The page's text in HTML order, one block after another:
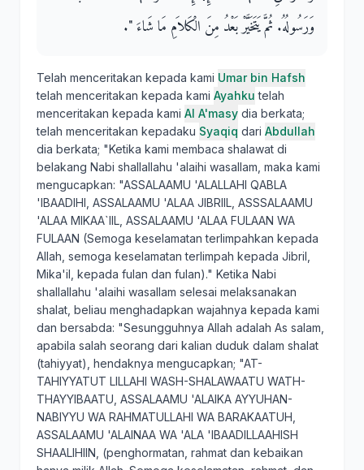
وَرَسُولُهُ‏.‏ ثُمَّ يَتَخَيَّرْ بَعْدُ مِنَ الْكَلاَمِ مَا شَاءَ ‏"‏‏.‏
Telah menceritakan kepada kami Umar bin Hafsh
telah menceritakan kepada kami Ayahku telah
menceritakan kepada kami Al A'masy dia berkata;
telah menceritakan kepadaku Syaqiq dari Abdullah
dia berkata; "Ketika kami membaca shalawat di
belakang Nabi shallallahu 'alaihi wasallam, maka kami
mengucapkan: "ASSALAAMU 'ALALLAHI QABLA
'IBAADIHI, ASSALAAMU 'ALAA JIBRIIL, ASSSALAAMU
'ALAA MIKAA`IIL, ASSALAAMU 'ALAA FULAAN WA
FULAAN (Semoga keselamatan terlimpahkan kepada
Allah, semoga keselamatan terlimpah kepada Jibril,
Mika'il, kepada fulan dan fulan)." Ketika Nabi
shallallahu 'alaihi wasallam selesai melaksanakan
shalat, beliau menghadapkan wajahnya kepada kami
dan bersabda: "Sesungguhnya Allah adalah As salam,
apabila salah seorang dari kalian duduk dalam shalat
(tahiyyat), hendaknya mengucapkan; "AT-
TAHIYYATUT LILLAHI WASH-SHALAWAATU WATH-
THAYYIBAATU, ASSALAAMU 'ALAIKA AYYUHAN-
NABIYYU WA RAHMATULLAHI WA BARAKAATUH,
ASSALAAMU 'ALAINAA WA 'ALA 'IBAADILLAAHISH
SHAALIHIIN, (penghormatan, rahmat dan kebaikan